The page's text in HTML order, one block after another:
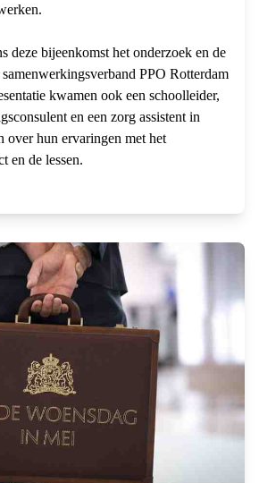
deze bijeenkomst het onderzoek en de
PPO Rotterdam
kwamen ook een schoolleider,
en een zorg assistent in
over hun ervaringen met het
en de lessen.